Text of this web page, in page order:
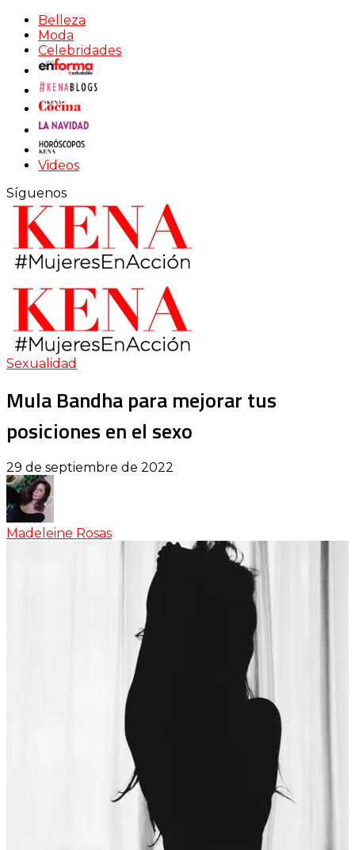
Belleza
Moda
Celebridades
Videos
Síguenos
Sexualidad
Mula Bandha para mejorar tus
posiciones en el sexo
29 de septiembre de 2022
Madeleine Rosas